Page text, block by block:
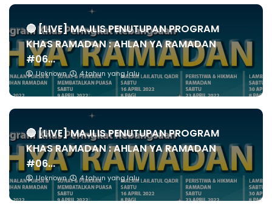
🔴 [LIVE] MAJLIS PENUTUPAN PROGRAM
KHAS RAMADAN : AHLAN YA RAMADAN
#06...
Unknown 4 tahun yang lalu
🔴 [LIVE] MAJLIS PENUTUPAN PROGRAM
KHAS RAMADAN : AHLAN YA RAMADAN
#06...
Unknown 4 tahun yang lalu